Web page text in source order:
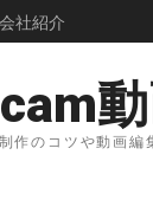
会社紹介
作のコツや動画編